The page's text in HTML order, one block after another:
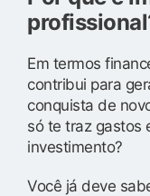
Em termos
contribui para
conquista de
só te traz gastos
investimento?
Você já deve